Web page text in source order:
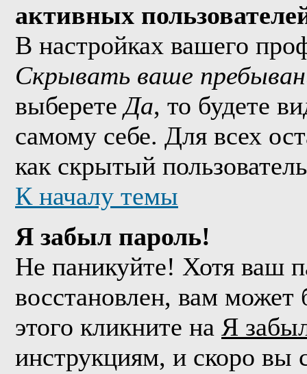
активных
В настройках вашего
Скрывать ваше
выберетеДа, то будете
самому себе. Для всех
как скрытый
К началу темы
Я забыл пароль!
Не паникуйте! Хотя ваш
восстановлен, вам
этого кликните на Я
инструкциям, и скоро вы